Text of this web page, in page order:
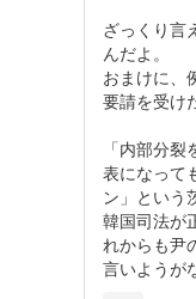
ざっくり言
んだよ。
おまけに、
要請を受け
「内部分
表になって
ン」という
韓国司法が
れからも尹
言いようが